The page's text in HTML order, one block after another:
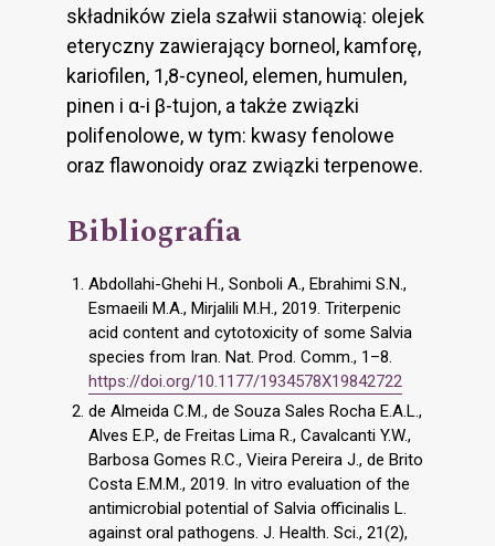
składników ziela szałwii stanowią: olejek
eteryczny zawierający borneol, kamforę,
kariofilen, 1,8-cyneol, elemen, humulen,
pinen i α-i β-tujon, a także związki
polifenolowe, w tym: kwasy fenolowe
oraz flawonoidy oraz związki terpenowe.
Bibliografia
Abdollahi-Ghehi H., Sonboli A., Ebrahimi S.N.,
Esmaeili M.A., Mirjalili M.H., 2019. Triterpenic
acid content and cytotoxicity of some Salvia
species from Iran. Nat. Prod. Comm., 1–8.
https://doi.org/10.1177/1934578X19842722
de Almeida C.M., de Souza Sales Rocha E.A.L.,
Alves E.P., de Freitas Lima R., Cavalcanti Y.W.,
Barbosa Gomes R.C., Vieira Pereira J., de Brito
Costa E.M.M., 2019. In vitro evaluation of the
antimicrobial potential of Salvia officinalis L.
against oral pathogens. J. Health. Sci., 21(2),